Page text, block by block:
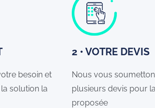
besoin et
solution la
2 • VOTRE DEVIS
Nous vous
plusieurs devis pour
proposée